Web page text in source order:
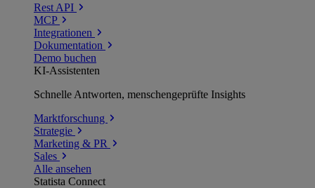
Rest API
MCP
Integrationen
Dokumentation
Demo buchen
KI-Assistenten
Schnelle Antworten, menschengeprüfte Insights
Marktforschung
Strategie
Marketing & PR
Sales
Alle ansehen
Statista Connect